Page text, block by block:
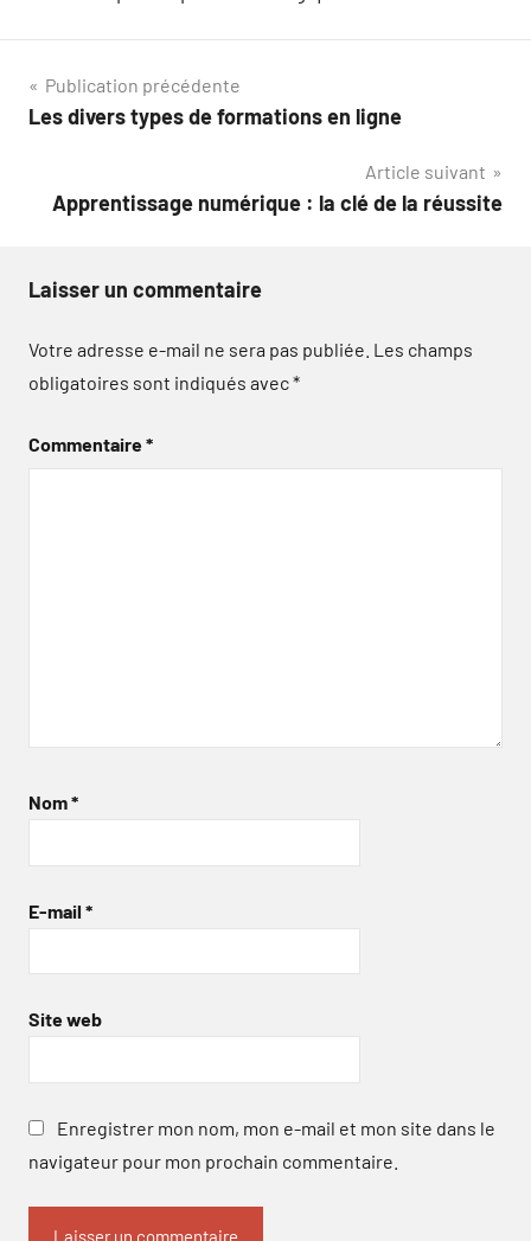
Navigation
de
Publication précédente
Les divers types de formations en ligne
Article suivant
Apprentissage numérique : la clé de la réussite
Laisser un commentaire
Votre adresse e-mail ne sera pas publiée. Les champs
obligatoires sont indiqués avec*
Commentaire*
Nom*
E-mail *
Site web
Enregistrer mon nom, mon e-mail et mon site dans le
navigateur pour mon prochain commentaire.